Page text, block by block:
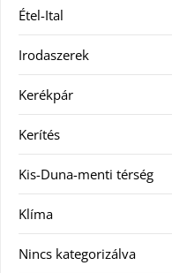
Étel-Ital
Irodaszerek
Kerékpár
Kerítés
Kis-Duna-menti térség
Klíma
Nincs kategorizálva